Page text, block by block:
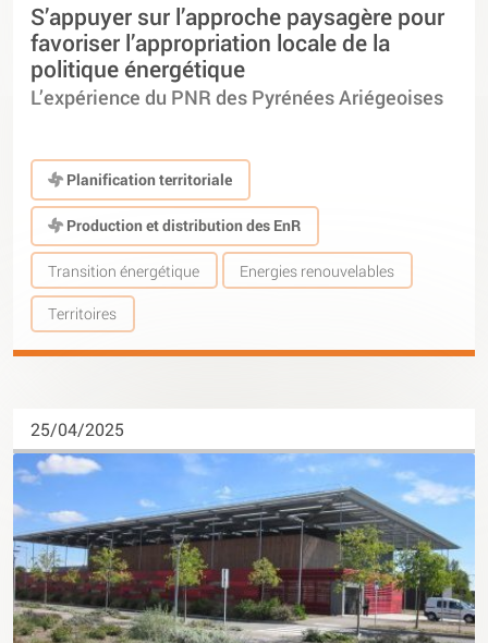
S’appuyer sur l’approche paysagère pour
favoriser l’appropriation locale de la
politique énergétique
L’expérience du PNR des Pyrénées Ariégeoises
Planification territoriale
Production et distribution des EnR
Transition énergétique Energies renouvelables
Territoires
25/04/2025